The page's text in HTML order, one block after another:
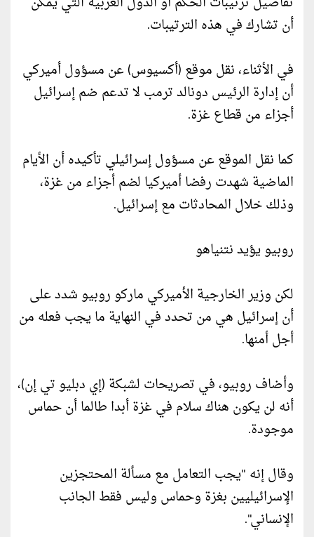
أن تشارك في هذه الترتيبات.
في الأثناء، نقل موقع (أكسيوس) عن مسؤول أميركي
أن إدارة الرئيس دونالد ترمب لا تدعم ضم إسرائيل
أجزاء من قطاع غزة.
كما نقل الموقع عن مسؤول إسرائيلي تأكيده أن الأيام
الماضية شهدت رفضا أميركيا لضم أجزاء من غزة،
وذلك خلال المحادثات مع إسرائيل.
روبيو يؤيد نتنياهو
لكن وزير الخارجية الأميركي ماركو روبيو شدد على
أن إسرائيل هي من تحدد في النهاية ما يجب فعله من
أجل أمنها.
وأضاف روبيو، في تصريحات لشبكة (إي دبليو تي إن)،
أنه لن يكون هناك سلام في غزة أبدا طالما أن حماس
موجودة.
وقال إنه "يجب التعامل مع مسألة المحتجزين
الإسرائيليين بغزة وحماس وليس فقط الجانب
الإنساني".